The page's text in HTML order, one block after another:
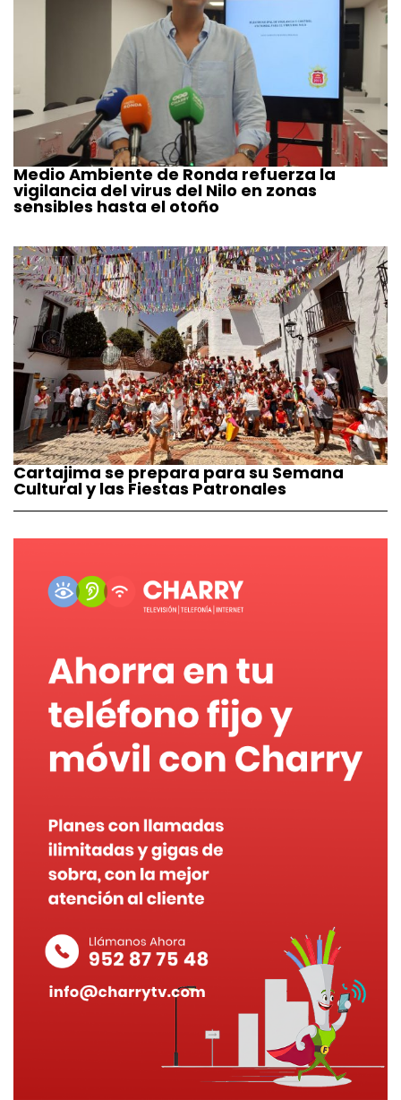
Medio Ambiente de Ronda refuerza la
vigilancia del virus del Nilo en zonas
sensibles hasta el otoño
Cartajima se prepara para su Semana
Cultural y las Fiestas Patronales